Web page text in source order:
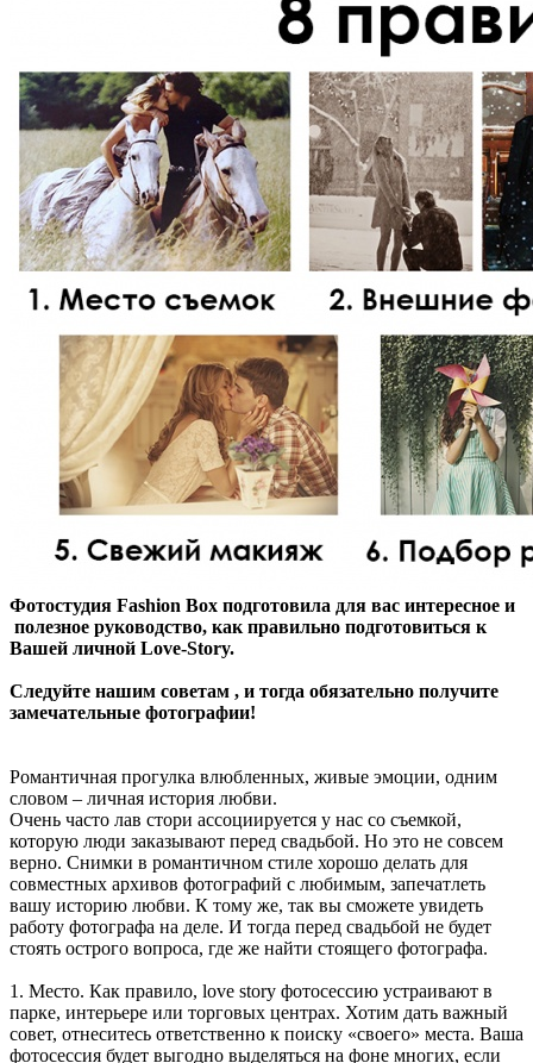
Фотостудия Fashion Box подготовила для вас интересное и
полезное руководство, как правильно подготовиться к
Вашей личной Love-Story.
Следуйте нашим советам , и тогда обязательно получите
замечательные фотографии!
Романтичная прогулка влюбленных, живые эмоции, одним
словом – личная история любви.
Очень часто лав стори ассоциируется у нас со съемкой,
которую люди заказывают перед свадьбой. Но это не совсем
верно. Снимки в романтичном стиле хорошо делать для
совместных архивов фотографий с любимым, запечатлеть
вашу историю любви. К тому же, так вы сможете увидеть
работу фотографа на деле. И тогда перед свадьбой не будет
стоять острого вопроса, где же найти стоящего фотографа.
1. Место. Как правило, love story фотосессию устраивают в
парке, интерьере или торговых центрах. Хотим дать важный
совет, отнеситесь ответственно к поиску «своего» места. Ваша
фотосессия будет выгодно выделяться на фоне многих, если